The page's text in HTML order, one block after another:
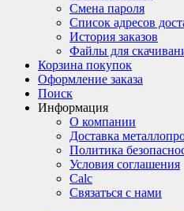
Смена пароля
Список адресов
История заказов
Файлы для
Корзина покупок
Оформление заказа
Поиск
Информация
О компании
Доставка
Политика
Условия соглашения
Calc
Связаться с нами